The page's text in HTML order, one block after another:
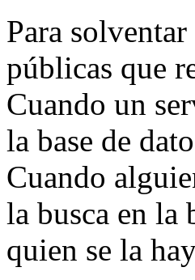
Para
públicas que
Cuando un
la base de
Cuando
la busca en la
quien se la